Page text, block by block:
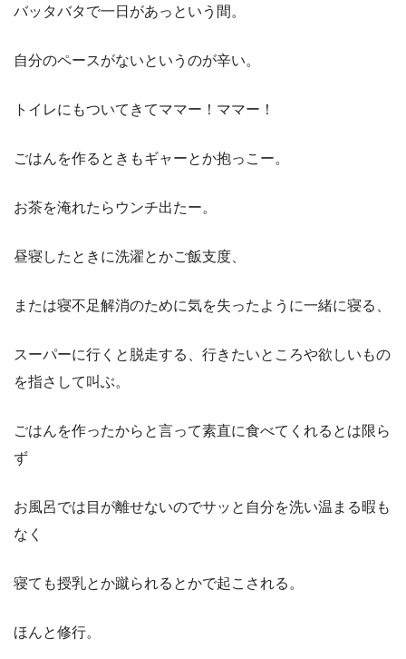
バッタバタで一日があっという間。
自分のペースがないというのが辛い。
トイレにもついてきてママー！ママー！
ごはんを作るときもギャーとか抱っこー。
お茶を淹れたらウンチ出たー。
昼寝したときに洗濯とかご飯支度、
または寝不足解消のために気を失ったように一緒に寝る、
スーパーに行くと脱走する、行きたいところや欲しいもの
を指さして叫ぶ。
ごはんを作ったからと言って素直に食べてくれるとは限ら
ず
お風呂では目が離せないのでサッと自分を洗い温まる暇も
なく
寝ても授乳とか蹴られるとかで起こされる。
ほんと修行。